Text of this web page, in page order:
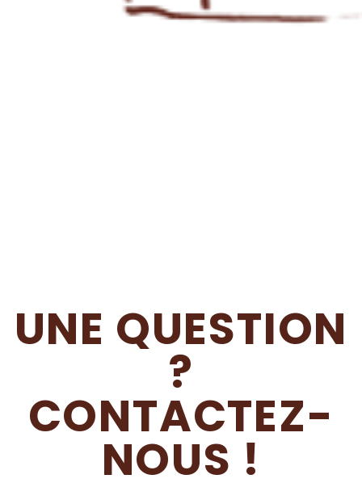
UNE QUESTION
?
CONTACTEZ-
NOUS !